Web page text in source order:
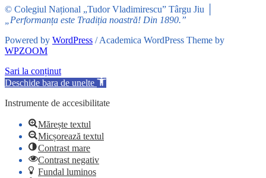
© Colegiul Național „Tudor Vladimirescu” Târgu Jiu │
„Performanța este Tradiția noastră! Din 1890.”
Powered by WordPress / Academica WordPress Theme by
WPZOOM
Sari la conținut
Deschide bara de unelte
Instrumente de accesibilitate
Mărește textul
Micșorează textul
Contrast mare
Contrast negativ
Fundal luminos